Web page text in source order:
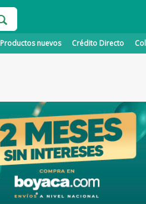
Productos nuevos Crédito Directo